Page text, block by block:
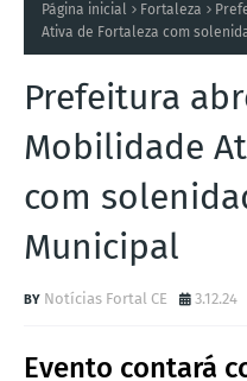
Página inicial Fortaleza
Ativa de Fortaleza com
Prefeitura
Mobilidade
com
Municipal
Notícias Fortal CE 3.12.24
Evento contará